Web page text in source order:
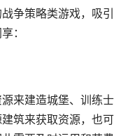
争策略类游戏，吸
：
来建造城堡、训练
筑来获取资源，也